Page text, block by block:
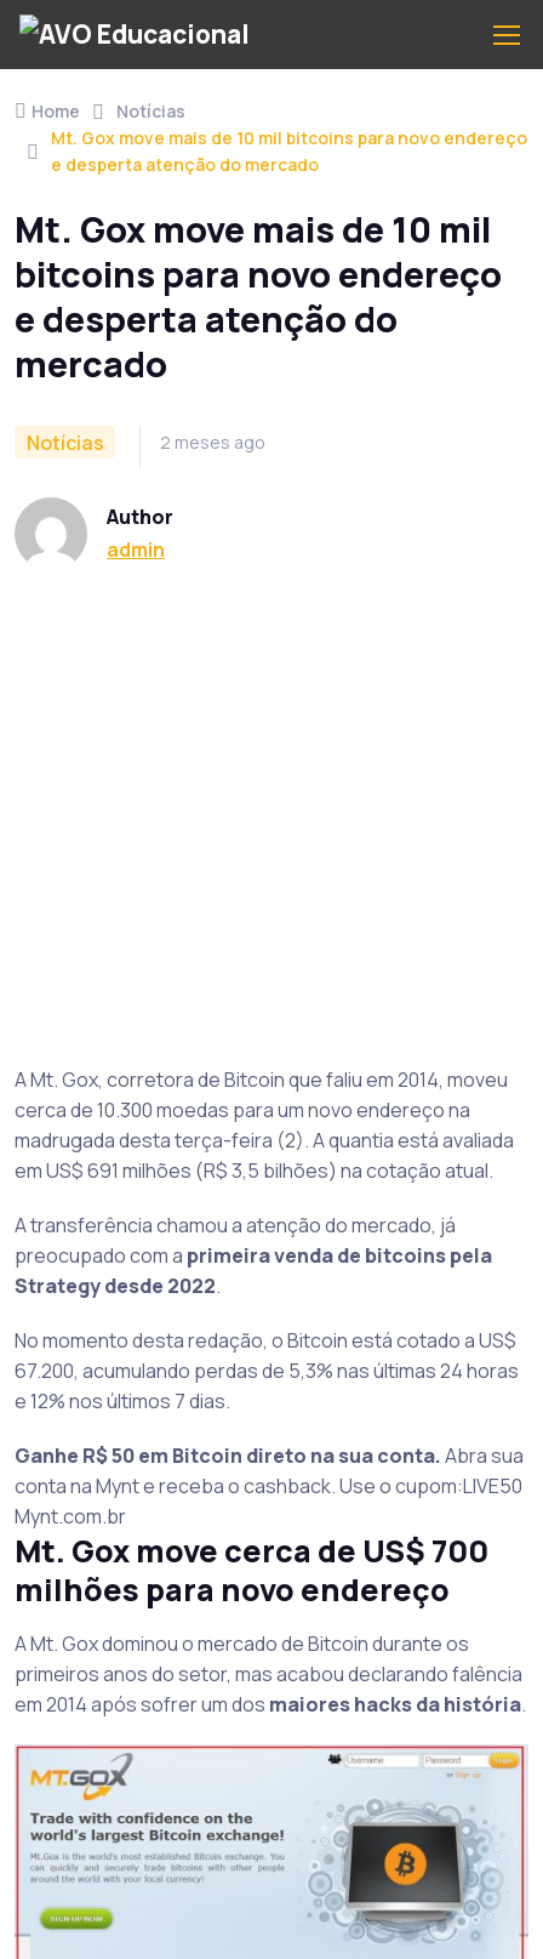
Home
Notícias
Mt. Gox move mais de 10 mil bitcoins para novo endereço
e desperta atenção do mercado
Mt. Gox move mais de 10 mil
bitcoins para novo endereço
e desperta atenção do
mercado
Notícias 2 meses ago
Author
admin
A Mt. Gox, corretora de Bitcoin que faliu em 2014, moveu
cerca de 10.300 moedas para um novo endereço na
madrugada desta terça-feira (2). A quantia está avaliada
em US$ 691 milhões (R$ 3,5 bilhões) na cotação atual.
A transferência chamou a atenção do mercado, já
preocupado com a primeira venda de bitcoins pela
Strategy desde 2022.
No momento desta redação, o Bitcoin está cotado a US$
67.200, acumulando perdas de 5,3% nas últimas 24 horas
e 12% nos últimos 7 dias.
Ganhe R$ 50 em Bitcoin direto na sua conta.Abra sua
conta na Mynt e receba o cashback. Use o cupom:LIVE50
Mynt.com.br
Mt. Gox move cerca de US$ 700
milhões para novo endereço
A Mt. Gox dominou o mercado de Bitcoin durante os
primeiros anos do setor, mas acabou declarando falência
em 2014 após sofrer um dos maiores hacks da história.